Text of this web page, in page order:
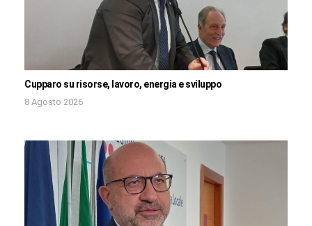
Cupparo su risorse, lavoro, energia e sviluppo
8 Agosto 2026